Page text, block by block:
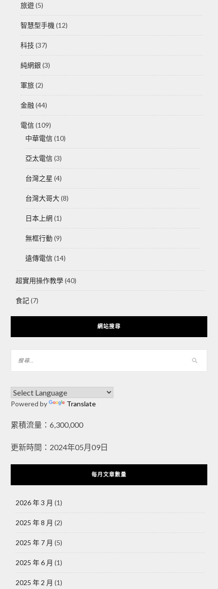
旅遊(5)
智慧型手機 (12)
科技 (37)
純網銀 (3)
軍旅(2)
金融 (44)
電信(109)
中華電信(10)
亞太電信(3)
台灣之星 (4)
台灣大哥大(8)
日本上網(1)
無框行動(9)
遠傳電信(14)
超實用操作教學(40)
食記(7)
網站搜尋
Powered by Translate
累積流量：6,300,000
更新時間：2024年05月09日
每月文章數量
2026 年 3 月 (1)
2025 年 8 月 (2)
2025 年 7 月 (5)
2025 年 6 月 (1)
2025 年 2 月 (1)